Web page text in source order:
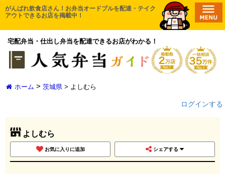
ン
テ
がんばれ飲食店さん！お弁当オードブルを配達・テイク
アウトできるお店を掲載中！
宅配弁当・仕出し弁当を配達できるお店がわかる！
HOME
エリアから探す
口コミ投稿
取材申請
ホーム >茨城県 > よしむら
ログインする
よしむら
お気に入りに追加 シェアする